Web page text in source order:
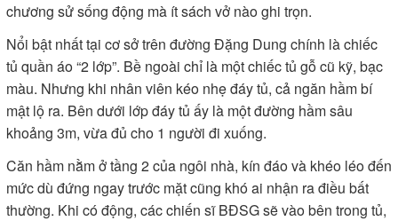
chương sử sống động mà ít sách vở nào ghi trọn.
Nổi bật nhất tại cơ sở trên đường Đặng Dung chính là chiếc
tủ quần áo “2 lớp”. Bề ngoài chỉ là một chiếc tủ gỗ cũ kỹ, bạc
màu. Nhưng khi nhân viên kéo nhẹ đáy tủ, cả ngăn hầm bí
mật lộ ra. Bên dưới lớp đáy tủ ấy là một đường hầm sâu
khoảng 3m, vừa đủ cho 1 người đi xuống.
Căn hầm nằm ở tầng 2 của ngôi nhà, kín đáo và khéo léo đến
mức dù đứng ngay trước mặt cũng khó ai nhận ra điều bất
thường. Khi có động, các chiến sĩ BĐSG sẽ vào bên trong tủ,